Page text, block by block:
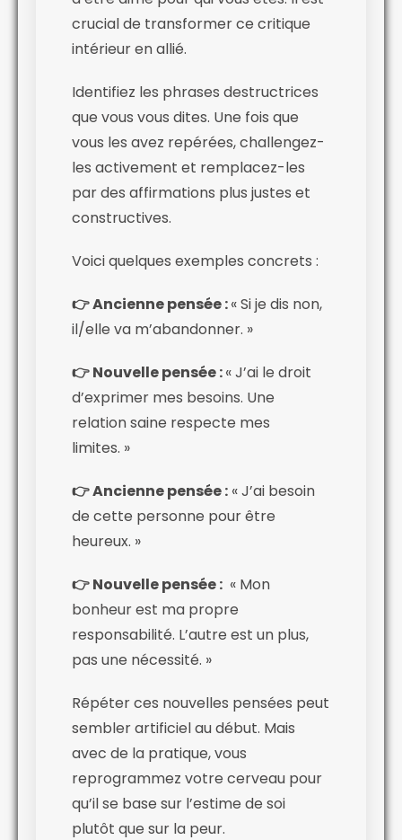
crucial de transformer ce critique
intérieur en allié.
Identifiez les phrases destructrices
que vous vous dites. Une fois que
vous les avez repérées, challengez-
les activement et remplacez-les
par des affirmations plus justes et
constructives.
Voici quelques exemples concrets :
👉 Ancienne pensée :« Si je dis non,
il/elle va m’abandonner. »
👉 Nouvelle pensée :« J’ai le droit
d’exprimer mes besoins. Une
relation saine respecte mes
limites. »
👉 Ancienne pensée : « J’ai besoin
de cette personne pour être
heureux. »
👉 Nouvelle pensée : « Mon
bonheur est ma propre
responsabilité. L’autre est un plus,
pas une nécessité. »
Répéter ces nouvelles pensées peut
sembler artificiel au début. Mais
avec de la pratique, vous
reprogrammez votre cerveau pour
qu’il se base sur l’estime de soi
plutôt que sur la peur.